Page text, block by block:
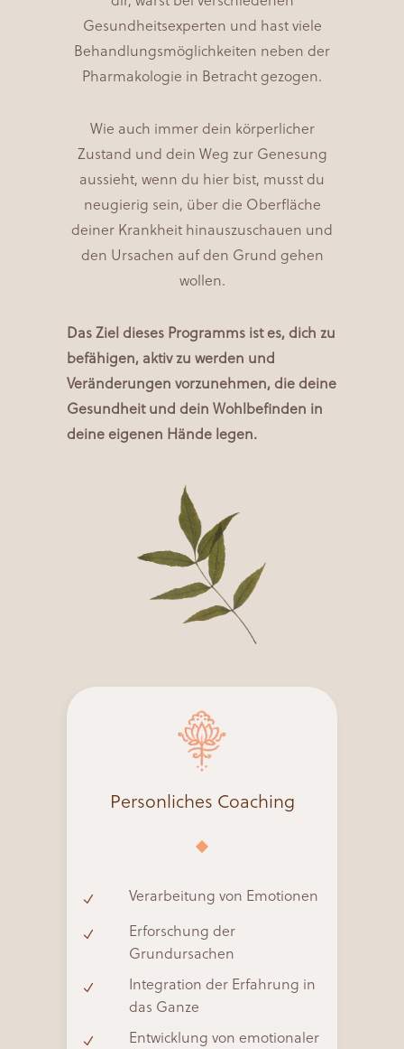
Gesundheitsexperten und hast viele
Behandlungsmöglichkeiten neben der
Pharmakologie in Betracht gezogen.
Wie auch immer dein körperlicher
Zustand und dein Weg zur Genesung
aussieht, wenn du hier bist, musst du
neugierig sein, über die Oberfläche
deiner Krankheit hinauszuschauen und
den Ursachen auf den Grund gehen
wollen.
Das Ziel dieses Programms ist es, dich zu
befähigen, aktiv zu werden und
Veränderungen vorzunehmen, die deine
Gesundheit und dein Wohlbefinden in
deine eigenen Hände legen.
Personliches Coaching
Verarbeitung von Emotionen
Erforschung der
Grundursachen
Integration der Erfahrung in
das Ganze
Entwicklung von emotionaler